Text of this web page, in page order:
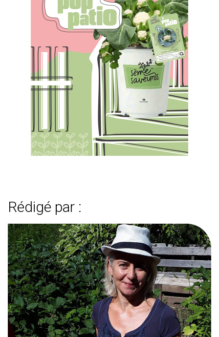
Rédigé par :